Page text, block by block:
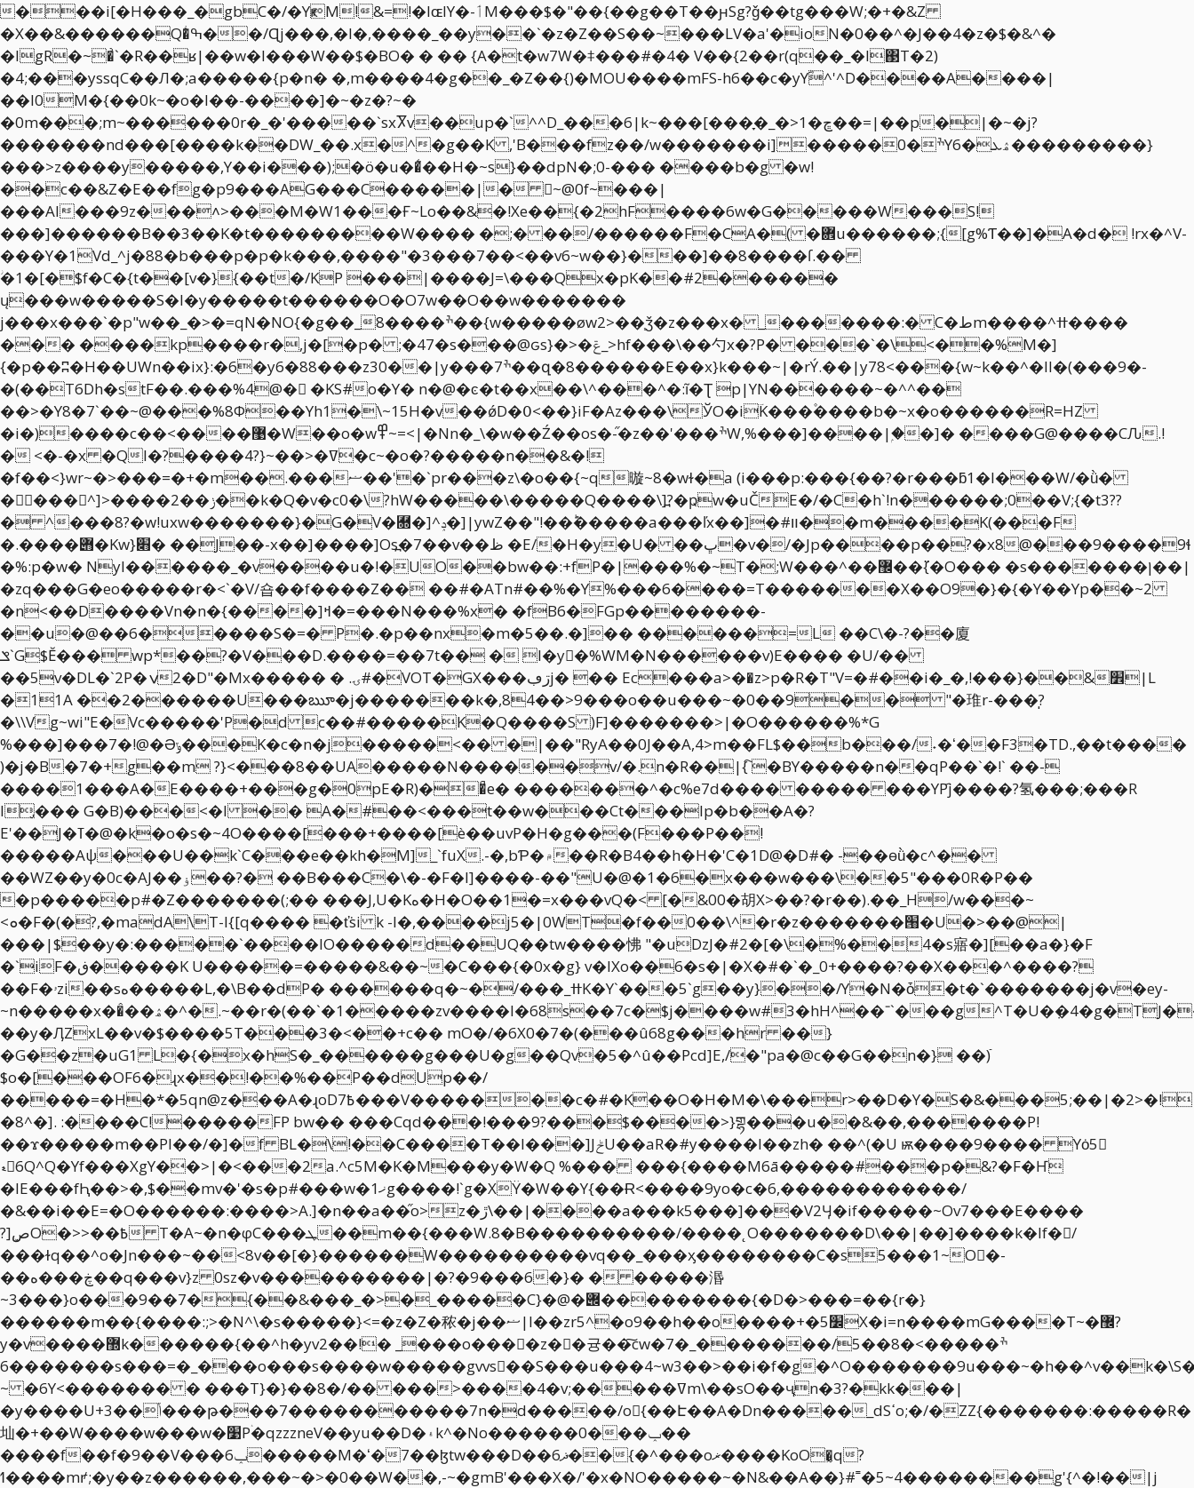
���i[�H���_�gbC�/�YҝM!&=!�lɶlY�-ٲM���$�"��{��g��T��ԩSg?ǧ��tg���W;�+�&Z
�X��&������Q�ͥߒ��/Ɋj���,�I�,����_��y��`�z�Z��S��~���LV�a'�ioN�0��^�J��4�z�$�&^�
�IgR�~�͗`�R��ʁ|��w�l���W��$�BO� � �� {A�t�w7W�ꁼ���#�4� V��{2��r(q��_�l΃T�2)
�4;���yssqC��Л�;a�����{p�n� �,m����4�g��_�Z��{)�MOU����mFS-h6��c�yYؓ^'^D����A����|
��I0M�{��0k~�o�l��-����]�~�z�?~�
�0m���;m~������0r�_�'�����`sxႿv��up�`^^D_���6|k~���[���ׇ�_�>ڇ�1��=|��p�|�~�j?
�������nd���[����k��DW_��.x�^�g��K ,'B���fz��/w�������i]�����ׯ�0Yۿܥ�6���������}
���>z����y�����,Y��i���);�ö�u��͛��H�~s}��dpN�;0-��� ����b�g �w!
��c��&Z�E��fg�p9���AG���C�����|� ~@0f~���|
���Al���9z���˄>���M�W1���Ғ~Lo��&�!Xe��{�2hF����6w�G�����W���S!
���]������B��3��K�t���������W���� �;� ��/������F�CA�( �܎u������;{[g%Ƭ��]�A�d� !rx�^V-
���Y�1Vd_^j�88�b���p�p�k���,����"�3���7��<��v6~w��}���]��8����ſ.��
ؗ�1�[�$f�C�{t��[v�}{��t�/KP ���|����J=\���Qx�pK��#2������
ų���w�����S�l�y�����t������O�O7w��O��w�������
j���x���`�p"w��_�>�=qN�NO{�g��_8����ׯ��{w�����øw2>��֧ǯ�z���x� _�������:� C�طm����^ߚ����
��� ����kp����r�,j�[�p� ;�47�s���@ԍs}�>�ݝ_>hf���\��勺x�?P� ���`�\<��%M�]
{�p��ʭ�H��UWn��ix}:�6�y6�88���z30��|y���ׯ7��զ�8������E�؜�x}k���~|�rÝ.��|y78<���{w~k��^�Il�(���9�-
�(��T6Dh�stF��.���%4@�񅲄 �KS#o�Y� n�@�ͼ�t��x��\^���^�:ĩ�Ʈ p|YN������~�^^��
��>�Y8�7`��~@���%8Φ��Yh1�\~15H�v��ǿD�߀<��}iF�Az���\ЎO�iؔK���۫����b�~x�o������R=HZ
�i�)����c��<����޹�W��o�w߾~=<|�Nn�_\�w��Ź��os�-֞�z��'���ׯW,%���]����|�ۭ�]� ����G@����CԈ.!
� <�-�x �Ql�?����4?}~��>�ߜ�c~�o�?�����n��&�!
�f��<}wr~�>���=�+�m��.���ޟ��'�`pr���z\�o��{~q暶~8�wɫ�a (i���p:���{��?�r���ƃ1�I���W/�ǜ�
�񥽾���^]>����2��ݫ��k�Q�v�c0�\?hW�����\�����Q����\]߽?�ҏw�uČE�/�C�h`!n������;0��V;{�t3??
� ^���8?�w!uxw�������}�G�V�￝�]^ݚ�]|ywZ��"!��ؕ�����a���ľx��]�#װ��m����K(���F
�.����݋�Kw}׋� ��J��-x��]����]Os߽�7��v��ظ �E/�H�y�U� ��ڀ�v�/�Jp����p��?�x8@���9����9ɬ
�%:p�w� NyI������_�v����u�!�UO��bw��:+fP�|���%�~T�;W���^��޼��߳{�O��� �s�������ן��|
�zq���G�eo�����r�<`�V/숍��f����Z�� ��#�ATn#��%�Y%���6����=T�������X��O9�}�{�Y��Yp��~2
�n<��D����Vn�n�{����]ߞ�=���N���%x� �fB6�FGp��������-
��u�@��6�����S�=� P�.�p��nx�m�5��.�]�� ������=L ��C\�-?��廈
ݏ`G$Ĕ��� wp*��?�V���D.����=��7t�� � I�y�%WM�N������v)E���� �U/��
��5v�DL�`2P�ݍ2�D"�Mx����� � .ۍ#�VOT�GX���ڗڢj� �� Ec���a>��̵z>p�R�T"V=�#��i�_�,!���}��&׾|L
�11A ��2������U���ౠ�j�������k�,84��>9���o��u���~�0��9�� "�琟r-���ֽ?
�\\Vg~wi"E�Vc�����'P�d c��#�����K�Q����S )F]�������>|�O������%*G
%���]���7�!@�Əݸ���K�c�n�j�����<�� �|��"RyA��0J��A,4>m��FL$��b���/˖�ʻ��F3�TD.,��t����
)�j�B�7�+g��m ?}<���8��UA�����N������v/�.n�R��|{҇ �BY�����n��qP��`�!` ��-
����1���A�E����+���g�0pE�R)��ͣe� �������^�c%e7d���� ����� ���YPj҄����?氢���;���R
l̡��� G�B)���<�l �� A�#��<���t��w���Ct���lp�b��A�?
E'��J�ߠ�@�k�o�s�~4O����[���+����[è��uvP�H�g���(F���P��!
�����Aψ���U��k`C���e��kh�M]_`fuX.-�,bƤ�۾��R�B4��h�H�'C�1D@�D#� -��ѳǜ�c^��
��WZ��y�0c�AJ��ۏ��?� ��B���C�\�-�F�l]����-��"U�@�1�6�x���w���\��5"���0R�P��
�p�����p#�Z�������(;�� ���J,U�Kە�H�O��1�=x���vQ�< [�&00�胡X>��?�r��).��_H/w���~
<ܘ�F�(�?,�madA\T-l{[q���� �ť͘si k -l�,����j5�|0WT�f��0��\^�r�z�������՘�U�>��@|
���|$��y�:�����`����lO�����d��UQ��tw����怫 "�uDzJ�#2�[�\�%��4�s寤�][��a�}�F
�`iF�ڧ�����K U�����=�����&��~�C���{�0x�g} v�IXo��6�s�|�X�#�`�_0+����?��X���^����?
��F�ۥzi��sه�����L,�\B��dP� ������q�~�/���_ߚK�Y`���5`g��y}��/Y�N�ȱ�t�`�������j�v�ey-
~n�����x��̂��ۿ�^�.~��r�(��`�1�����zv����I�68s��7c�$j����w#3�hH^��ˉ`���g^T�U�ٜ�4�g�TJ���mp�Oֿ�������.�3��
��y�ӅZxL��v�$����5T���3�<��+c�� mO�/�6X0�7�(���û68g���hr ��}
�G��z�uG1 L�{�x�hS�_������g���U�g��Qv�5�^û��Pcd]E,/�"pa�@c��G��n�} ��)ֿ
$o�[���OF6�ɻx��!��%��P��dUp��/
�����=�H�*�5qn@z���A�ɻoD7߿���V�������c�#�K��O�H�M�\���r>��D�Y�S�&���5;��|�2>�!
�8^�]. :����C!�����FP bw�� ���Cqd���!���9?���$����>}གྷ���u��&��,�������P!
��ϫ�����m��PI��/�]�f BL�\!��C����T��I���]JݲU��aR�#y����I��zh� ��^(�U ѭ����9���� Yȯ5𹴰
ޑ󨭟6Q^Q�Yf���XgY��>|�<���2a.^c5M�K�M���y�W�Q %��� ���{����M6ā�����#���p�&?�F�Ҥ
�lE���fԦ��>�,$��mv�'�s�p#���w�ޚ1g����!`g�XΫ�W��Y{��Ɍ<����9y o�c�6,������������/
�&��i��E=�O������:����>A.]�n��a��֞o>z�ڙ\��|����a���k5���]���V2Ӌ�if�����~Ov7���E����
?]ܾصO�>>��߿ T�A~�n�φC���ܛ��m��{���W.8�B����������/����˛O�������D\��|��]����k�lf�񇫫/
���ɫq��^o�Jn���~��<8v��[�}������W����������vq��_���ӽ��������C�s5���1~O�-
��ڿ���ه��q���v}z 0sz�v����������|�?�9���6�}� � �����湣
~3���}o���9��7�{��&���_�>�_�����C}�@�݌���������{�D�>���=��{r�}
������m��{����:;>�N^\�s�����}<=�z�Z�秾�j��ޟ|l��zr5^�о9��h��o����+�5׼X�i=n����mG����T~�޼?
y�v����޽k������{��^h�yv2��!� _���o����z��귱��͠cw�7�_�������ׯ�����>�8��5/
�6������s���=�_���o���s����w�����gvvs��S���u���4~w3��>��i�f�g�^O�������9u���~�h��^v��k�\S�tNo&�����������������d���ooSm�Zr�?
~ �6Y<������� � ���T}�}��8�/�� ���>����4�v;�����ߜm\��sO��ҷn�3?�kk���|
�y����U+ݳ��3���թ���7�����������7n�d�����/o{��Է��A�Dn�����_dSߵo;�/�ZZ{�������:�����R�
圸�+��W����ԝ���w�׹Pۛ�qzzzneV��yu��D�۽k^�No������0���ݕ��
����f��f�9��V���6ݕ�����M�ʻ�7��ɮtw���D��ޛ6��{�^���oޜ����KoO�̰q?
ߗ����mꝵ;�y��z������,���~�>�0��W��,-~�gmB'���X�/'�x�NO�����~�N&��A��}#˭�5~4��������g'{^�!��|j